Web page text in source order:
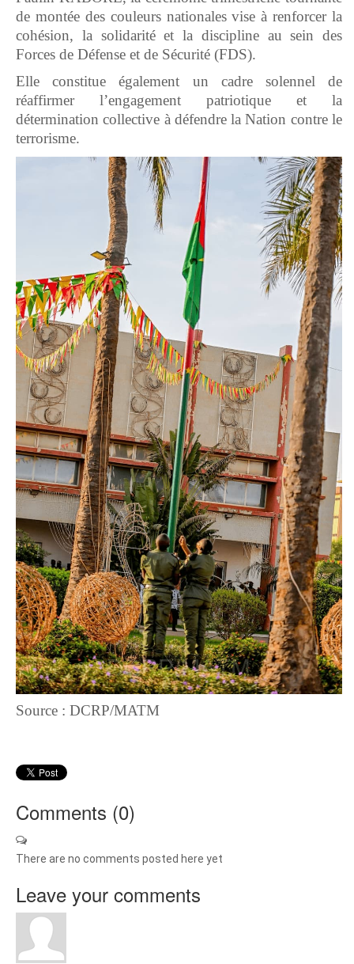
de montée des couleurs nationales vise à renforcer la
cohésion, la solidarité et la discipline au sein des
Forces de Défense et de Sécurité (FDS).
Elle constitue également un cadre solennel de
réaffirmer l’engagement patriotique et la
détermination collective à défendre la Nation contre le
terrorisme.
Source : DCRP/MATM
Comments (0)
There are no comments posted here yet
Leave your comments